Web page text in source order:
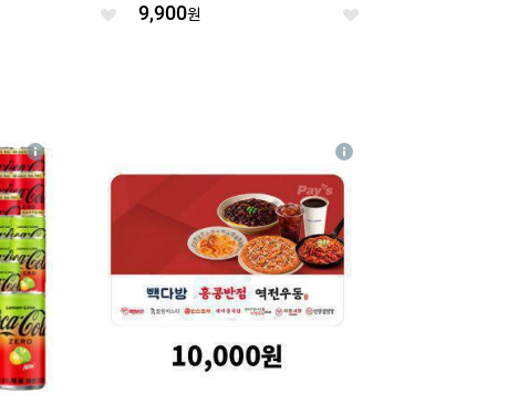
좋 9,900원 좋
상
세
상
세